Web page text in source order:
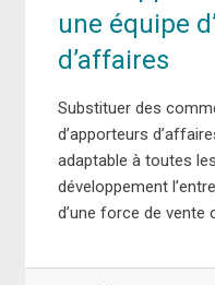
une équipe
d’affaires
Substituer des
d’apporteurs
adaptable à toutes
développement
d’une force de vente